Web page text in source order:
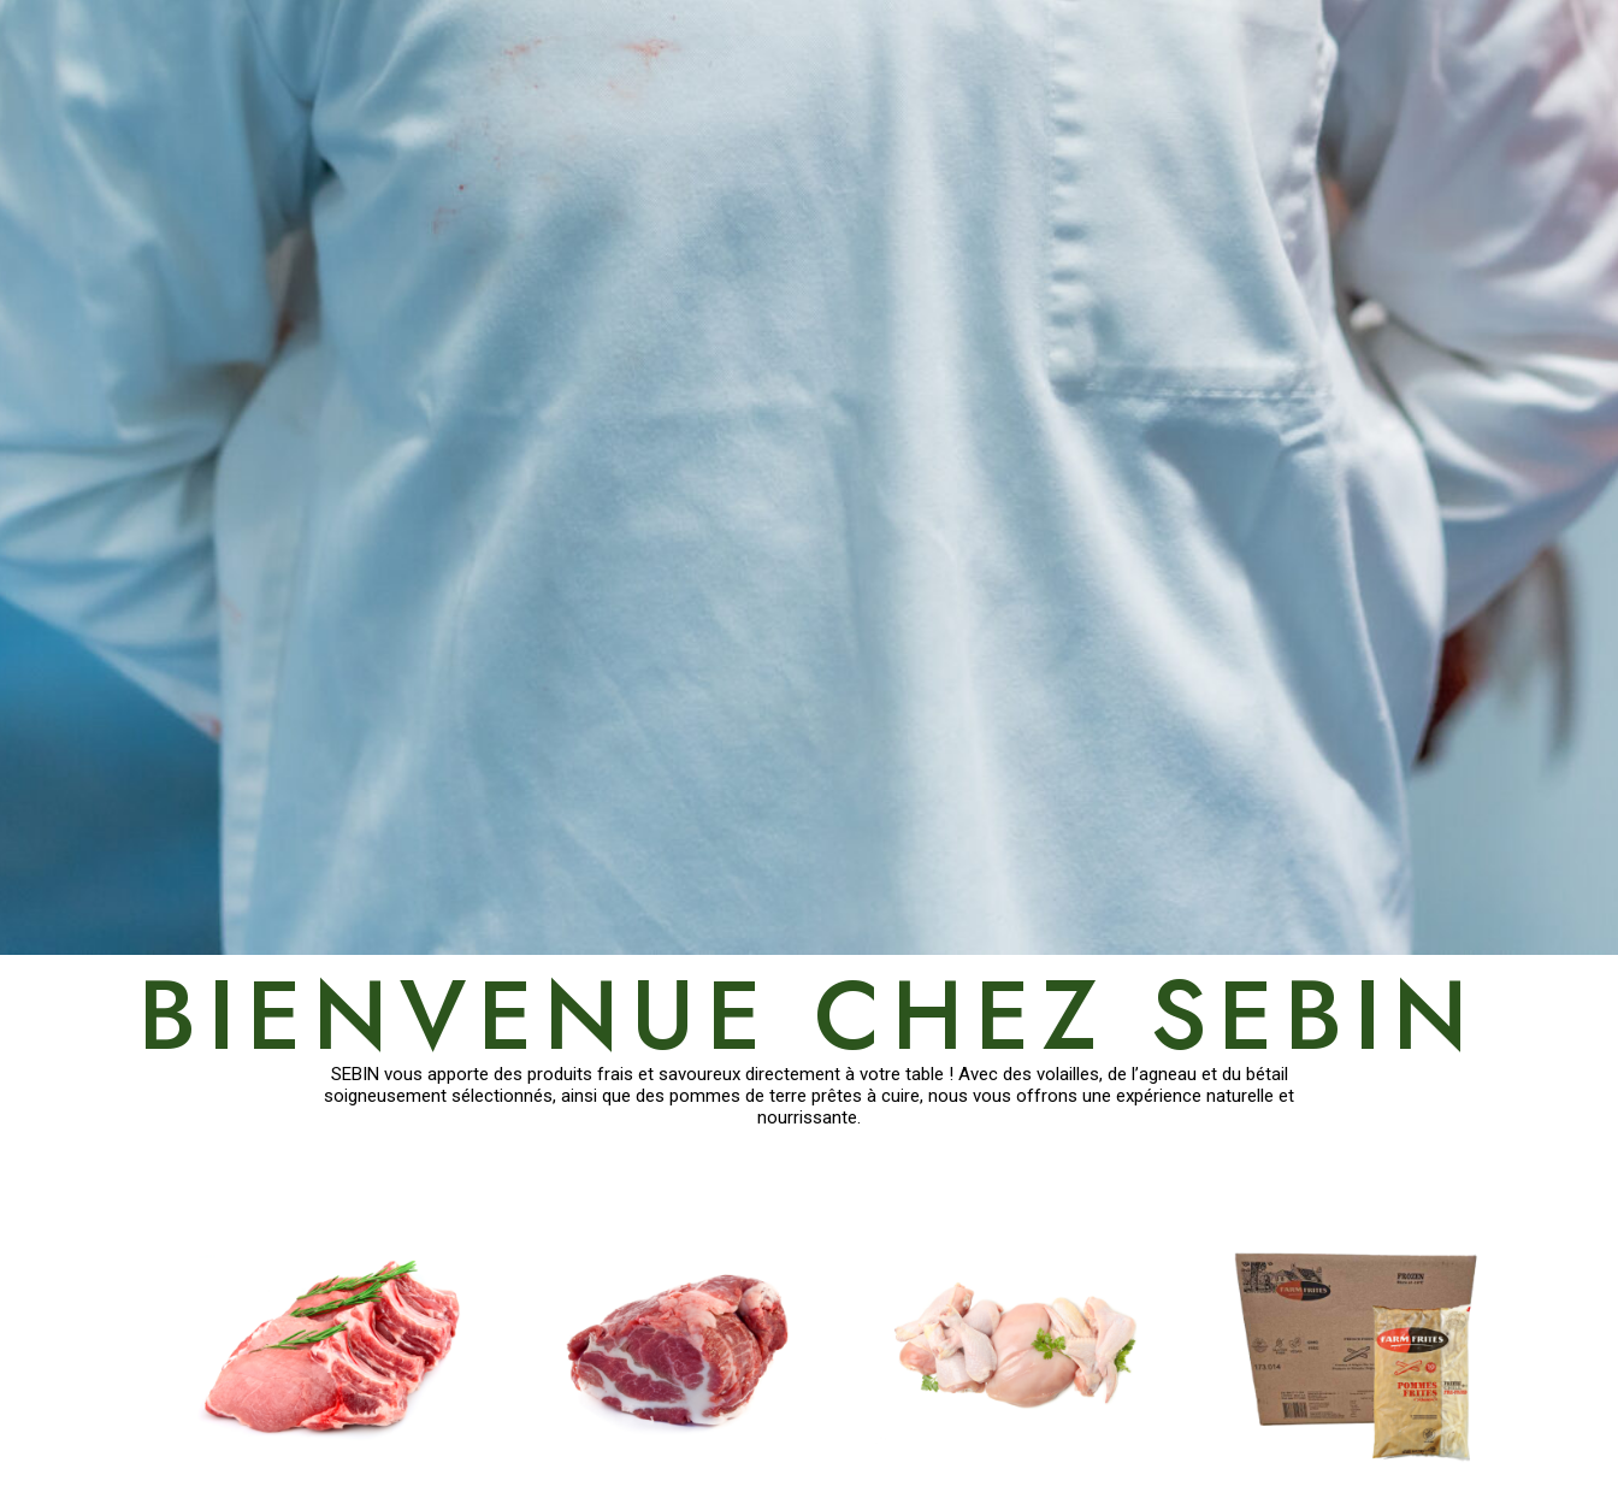
BIENVENUE CHEZ SEBIN
SEBIN vous apporte des produits frais et savoureux directement à votre table ! Avec des volailles, de l’agneau et du bétail
soigneusement sélectionnés, ainsi que des pommes de terre prêtes à cuire, nous vous offrons une expérience naturelle et
nourrissante.